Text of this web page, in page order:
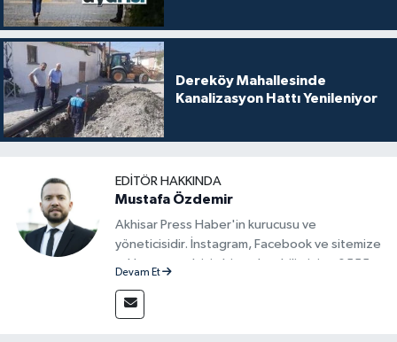
Dereköy Mahallesinde
Kanalizasyon Hattı Yenileniyor
EDITÖR HAKKINDA
Mustafa Özdemir
Akhisar Press Haber'in kurucusu ve
yöneticisidir. İnstagram, Facebook ve sitemize
reklam vermek için bize ulaşabilirsiniz - 0555
Devam Et